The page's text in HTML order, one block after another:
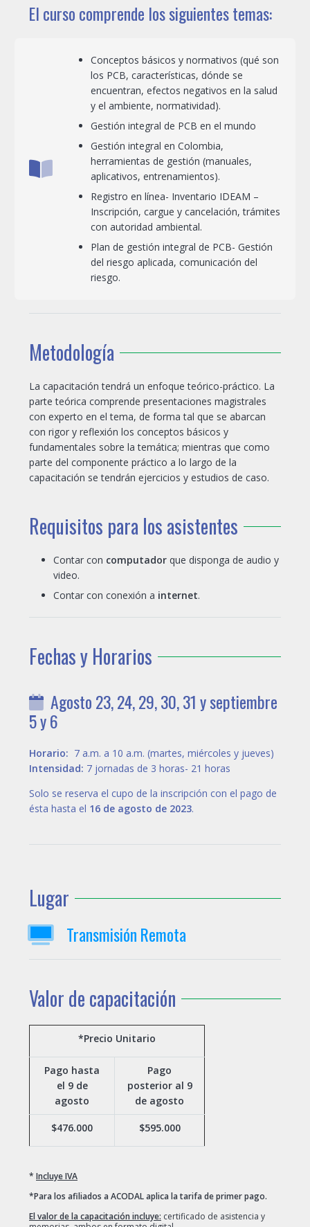
El curso comprende los siguientes temas:
Conceptos básicos y normativos (qué son
los PCB, características, dónde se
encuentran, efectos negativos en la salud
y el ambiente, normatividad).
Gestión integral de PCB en el mundo
Gestión integral en Colombia,
herramientas de gestión (manuales,
aplicativos, entrenamientos).
Registro en línea- Inventario IDEAM –
Inscripción, cargue y cancelación, trámites
con autoridad ambiental.
Plan de gestión integral de PCB- Gestión
del riesgo aplicada, comunicación del
riesgo.
Metodología
La capacitación tendrá un enfoque teórico-práctico. La
parte teórica comprende presentaciones magistrales
con experto en el tema, de forma tal que se abarcan
con rigor y reflexión los conceptos básicos y
fundamentales sobre la temática; mientras que como
parte del componente práctico a lo largo de la
capacitación se tendrán ejercicios y estudios de caso.
Requisitos para los asistentes
Contar con computador que disponga de audio y
video.
Contar con conexión a internet.
Fechas y Horarios
Agosto 23, 24, 29, 30, 31 y septiembre
5 y 6
Horario: 7 a.m. a 10 a.m. (martes, miércoles y jueves)
Intensidad: 7 jornadas de 3 horas- 21 horas
Solo se reserva el cupo de la inscripción con el pago de
ésta hasta el 16 de agosto de 2023.
Lugar
Transmisión Remota
Valor de capacitación
*Precio Unitario
Pago hasta
el 9 de
agosto
Pago
posterior al 9
de agosto
$476.000 $595.000
* Incluye IVA
*Para los afiliados a ACODAL aplica la tarifa de primer pago.
El valor de la capacitación incluye: certificado de asistencia y